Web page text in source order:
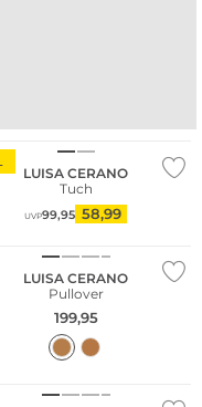
LUISA CERANO
Tuch
UVP99,95 58,99
LUISA CERANO
Pullover
199,95